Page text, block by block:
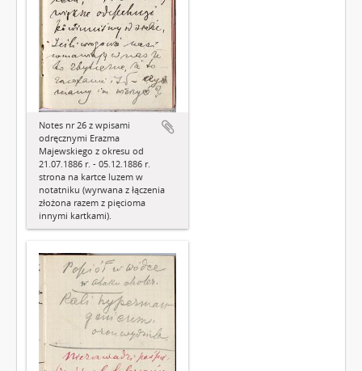
Notes nr 26 z wpisami
odręcznymi Erazma
Majewskiego z okresu od
21.07.1886 r. - 05.12.1886 r.
strona na kartce luzem w
notatniku (wyrwana z łączenia
złożona razem z pięcioma
innymi kartkami).